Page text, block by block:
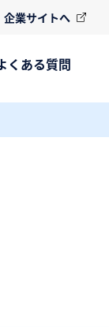
企業サイトへ
くある質問